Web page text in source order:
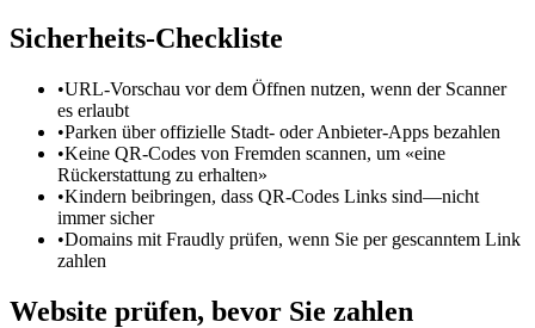
Sicherheits-Checkliste
•URL-Vorschau vor dem Öffnen nutzen, wenn der Scanner
es erlaubt
•Parken über offizielle Stadt- oder Anbieter-Apps bezahlen
•Keine QR-Codes von Fremden scannen, um «eine
Rückerstattung zu erhalten»
•Kindern beibringen, dass QR-Codes Links sind—nicht
immer sicher
•Domains mit Fraudly prüfen, wenn Sie per gescanntem Link
zahlen
Website prüfen, bevor Sie zahlen